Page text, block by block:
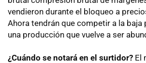
vendieron durante el bloqueo a
Ahora tendrán que competir a la baja
una producción que vuelve a ser
¿Cuándo se notará en el surtidor? El